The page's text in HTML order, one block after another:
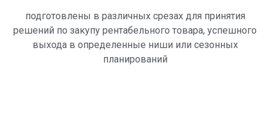
подготовлены в различных срезах для принятия
решений по закупу рентабельного товара, успешного
выхода в определенные ниши или сезонных
планирований